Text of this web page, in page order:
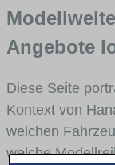
Angebote
Diese Seite
Kontext von
welchen
welche